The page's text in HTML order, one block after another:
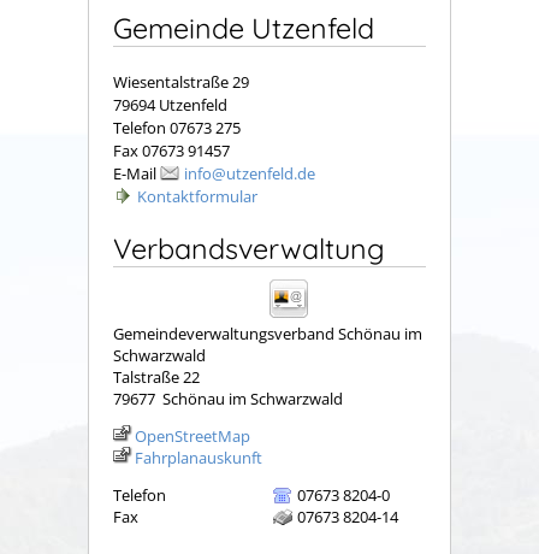
Gemeinde Utzenfeld
Wiesentalstraße 29
79694 Utzenfeld
Telefon 07673 275
Fax 07673 91457
E-Mail
info@utzenfeld.de
Kontaktformular
Verbandsverwaltung
Gemeindeverwaltungsverband Schönau im
Schwarzwald
Talstraße 22
79677 Schönau im Schwarzwald
OpenStreetMap
Fahrplanauskunft
Telefon
07673 8204-0
Fax
07673 8204-14